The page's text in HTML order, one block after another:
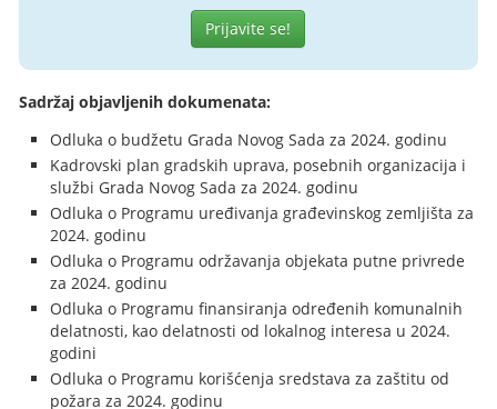
Prijavite se!
Sadržaj objavljenih dokumenata:
Odluka o budžetu Grada Novog Sada za 2024. godinu
Kadrovski plan gradskih uprava, posebnih organizacija i
službi Grada Novog Sada za 2024. godinu
Odluka o Programu uređivanja građevinskog zemljišta za
2024. godinu
Odluka o Programu održavanja objekata putne privrede
za 2024. godinu
Odluka o Programu finansiranja određenih komunalnih
delatnosti, kao delatnosti od lokalnog interesa u 2024.
godini
Odluka o Programu korišćenja sredstava za zaštitu od
požara za 2024. godinu